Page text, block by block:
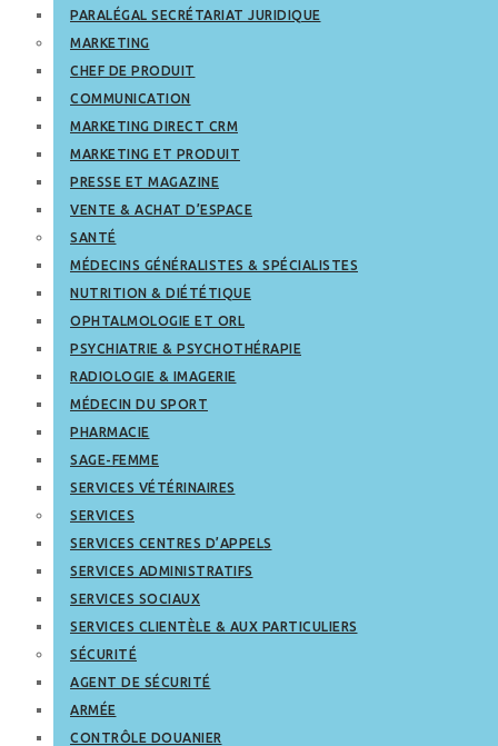
PARALÉGAL SECRÉTARIAT JURIDIQUE
MARKETING
CHEF DE PRODUIT
COMMUNICATION
MARKETING DIRECT CRM
MARKETING ET PRODUIT
PRESSE ET MAGAZINE
VENTE & ACHAT D’ESPACE
SANTÉ
MÉDECINS GÉNÉRALISTES & SPÉCIALISTES
NUTRITION & DIÉTÉTIQUE
OPHTALMOLOGIE ET ORL
PSYCHIATRIE & PSYCHOTHÉRAPIE
RADIOLOGIE & IMAGERIE
MÉDECIN DU SPORT
PHARMACIE
SAGE-FEMME
SERVICES VÉTÉRINAIRES
SERVICES
SERVICES CENTRES D’APPELS
SERVICES ADMINISTRATIFS
SERVICES SOCIAUX
SERVICES CLIENTÈLE & AUX PARTICULIERS
SÉCURITÉ
AGENT DE SÉCURITÉ
ARMÉE
CONTRÔLE DOUANIER